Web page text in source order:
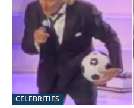
CELEBRITIES